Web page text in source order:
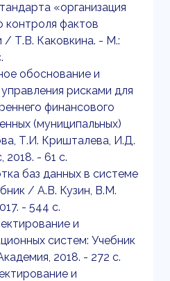
«организация
контроля фактов
/ Т.В. Каковкина. - М.:
обоснование и
рисками для
финансового
(муниципальных)
Т.И. Кришталева, И.Д.
2018. - 61 c.
баз данных в системе
/ А.В. Кузин, В.М.
- 544 c.
и
систем: Учебник
2018. - 272 c.
и